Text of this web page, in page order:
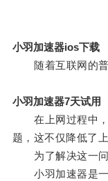
小羽加速器ios下载
随着互联网的普
小羽加速器7天试用
在上网过程中，
题，这不仅降低了
为了解决这一问
小羽加速器是一